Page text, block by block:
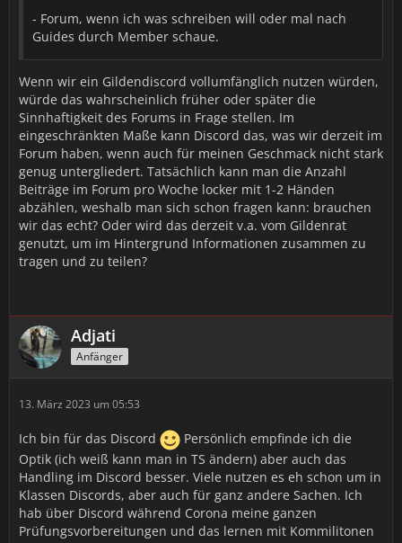
- Forum, wenn ich was schreiben will oder mal nach
Guides durch Member schaue.
Wenn wir ein Gildendiscord vollumfänglich nutzen würden,
würde das wahrscheinlich früher oder später die
Sinnhaftigkeit des Forums in Frage stellen. Im
eingeschränkten Maße kann Discord das, was wir derzeit im
Forum haben, wenn auch für meinen Geschmack nicht stark
genug untergliedert. Tatsächlich kann man die Anzahl
Beiträge im Forum pro Woche locker mit 1-2 Händen
abzählen, weshalb man sich schon fragen kann: brauchen
wir das echt? Oder wird das derzeit v.a. vom Gildenrat
genutzt, um im Hintergrund Informationen zusammen zu
tragen und zu teilen?
Adjati
Anfänger
13. März 2023 um 05:53
Ich bin für das Discord
Persönlich empfinde ich die
Optik (ich weiß kann man in TS ändern) aber auch das
Handling im Discord besser. Viele nutzen es eh schon um in
Klassen Discords, aber auch für ganz andere Sachen. Ich
hab über Discord während Corona meine ganzen
Prüfungsvorbereitungen und das lernen mit Kommilitonen